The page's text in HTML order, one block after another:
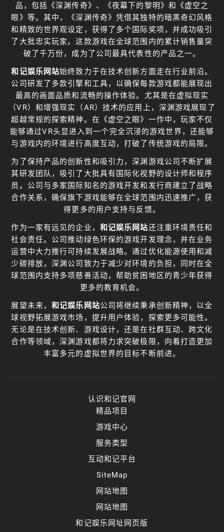
品，包括《深渊传奇》、《夜幕下的黎明》和《虚空之
眼》等。其中，《深渊传奇》凭借其独特的暗黑奇幻风格
和精致的世界观设定，获得了多个国际奖项，并成功吸引
了大批忠实玩家。这款游戏在全球范围内的累计销售量突
破了千万份，成为了公司最具代表性的产品之一。
和记娱乐网站始终致力于在技术创新方面走在行业前沿。
公司研发了多款引擎和工具，以确保每款游戏都能展现出
最高的画面品质和流畅的操作体验。尤其是在虚拟现实
（VR）和增强现实（AR）技术的应用上，深渊游戏展现了
超越常规的探索精神。在《虚空之眼》一作中，玩家不仅
能够通过VR头显进入到一个完全沉浸的游戏世界，还能够
与游戏内的环境进行高度互动，打破了传统游戏的局限。
为了保持产品的创新性和吸引力，深渊游戏公司不断扩展
其研发团队，吸引了大批具有国际化视野的设计师和程序
员。公司与多家国际知名的游戏开发和发行商建立了战略
合作关系，确保旗下游戏能够在全球范围内迅速推广，获
得更多的用户支持与反馈。
作为一家有远见的企业， 和记娱乐网站还注重环境责任和
社会责任。公司推动绿色环保的游戏开发理念，并在业务
运营中大力推行可持续发展战略。通过优化能源使用和减
少碳排放，深渊公司致力于减少对环境的负担，同时在全
球范围内支持多项慈善活动，帮助贫困地区的青少年获得
更多的教育机会。
展望未来，和记娱乐网站公司将继续秉承创新精神，以全
球视野拓展游戏市场，提升用户体验，探索更多可能性。
无论是在技术创新、游戏设计，还是在社群互动、跨文化
合作等领域，深渊游戏都将力求突破极限，向着打造更加
丰富多元的虚拟世界的目标不断前进。
认识和记官网
精品项目
游戏中心
服务类型
互动和记平台
SiteMap
网站地图
网站地图
和记娱乐网址网页版